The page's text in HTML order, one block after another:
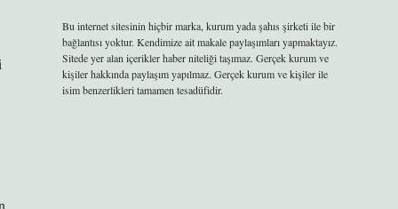
Bu internet sitesinin hiçbir marka, kurum yada şahıs şirketi ile bir
bağlantısı yoktur. Kendimize ait makale paylaşımları yapmaktayız.
Sitede yer alan içerikler haber niteliği taşımaz. Gerçek kurum ve
kişiler hakkında paylaşım yapılmaz. Gerçek kurum ve kişiler ile
isim benzerlikleri tamamen tesadüfidir.